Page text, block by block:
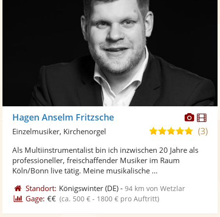
Fotos
Hagen Anselm Fritzsche
5,0
5
(3)
Einzelmusiker, Kirchenorgel
Als Multiinstrumentalist bin ich inzwischen 20 Jahre als
professioneller, freischaffender Musiker im Raum
Köln/Bonn live tätig. Meine musikalische ...
Standort: Königswinter (DE) -94 km von Wetzlar
Gage: €€ (ca. 500 € - 1800 € pro Auftritt)